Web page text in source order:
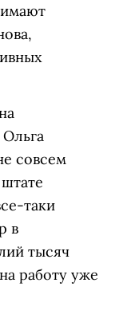
совсем
таки
в
тысяч
работу уже